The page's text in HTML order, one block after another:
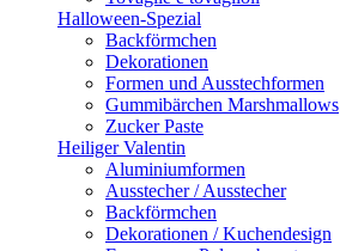
Halloween-Spezial
Backförmchen
Dekorationen
Formen und Ausstechformen
Gummibärchen Marshmallows
Zucker Paste
Heiliger Valentin
Aluminiumformen
Ausstecher / Ausstecher
Backförmchen
Dekorationen / Kuchendesign